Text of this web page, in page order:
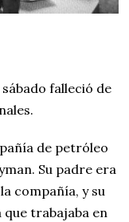
falleció de
de petróleo
Su padre era
compañía, y su
trabajaba en